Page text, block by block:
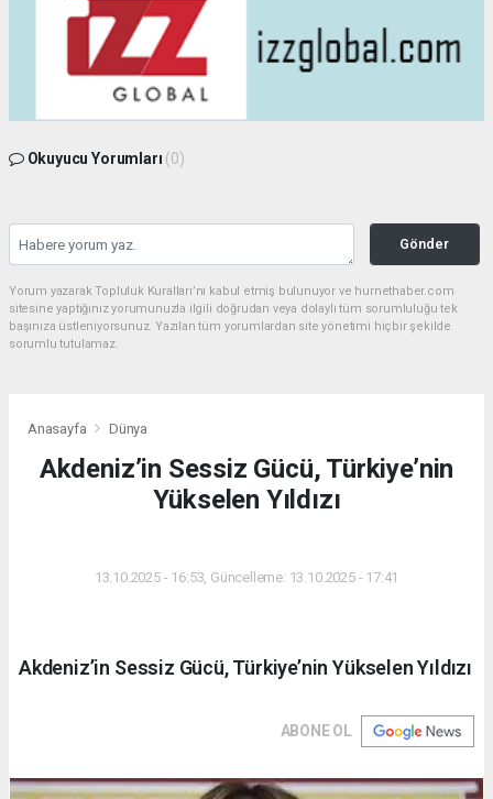
Okuyucu Yorumları (0)
Gönder
Yorum yazarak Topluluk Kuralları’nı kabul etmiş bulunuyor ve hurnethaber.com
sitesine yaptığınız yorumunuzla ilgili doğrudan veya dolaylı tüm sorumluluğu tek
başınıza üstleniyorsunuz. Yazılan tüm yorumlardan site yönetimi hiçbir şekilde
sorumlu tutulamaz.
Anasayfa Dünya
Akdeniz’in Sessiz Gücü, Türkiye’nin
Yükselen Yıldızı
13.10.2025 - 16:53, Güncelleme: 13.10.2025 - 17:41
Akdeniz’in Sessiz Gücü, Türkiye’nin Yükselen Yıldızı
ABONE OL